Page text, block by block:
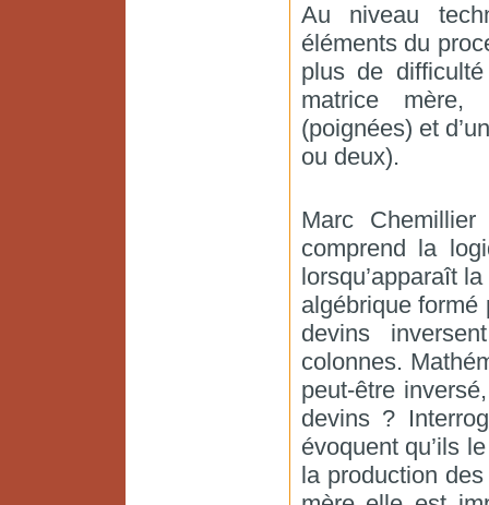
Au niveau
éléments du
plus de
matrice mère,
(poignées) et
ou deux).
Marc
comprend la
lorsqu’apparaît
algébrique
devins
colonnes.
peut-être
devins ?
évoquent qu’ils
la production